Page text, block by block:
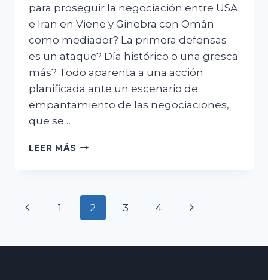
para proseguir la negociación entre USA
e Iran en Viene y Ginebra con Omán
como mediador? La primera defensas
es un ataque? Día histórico o una gresca
más? Todo aparenta a una acción
planificada ante un escenario de
empantamiento de las negociaciones,
que se…
LEER MÁS INFORME
SITUACIÓN
IRÁN
DE
Navegación
Página 1 2 3 4
Siguiente